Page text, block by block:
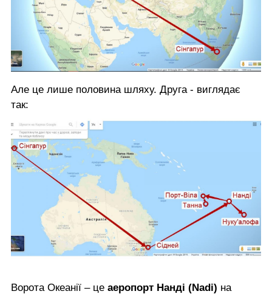
Але це лише половина шляху. Друга - виглядає
так:
Ворота Океанії – це аеропорт Нанді (Nadi) на